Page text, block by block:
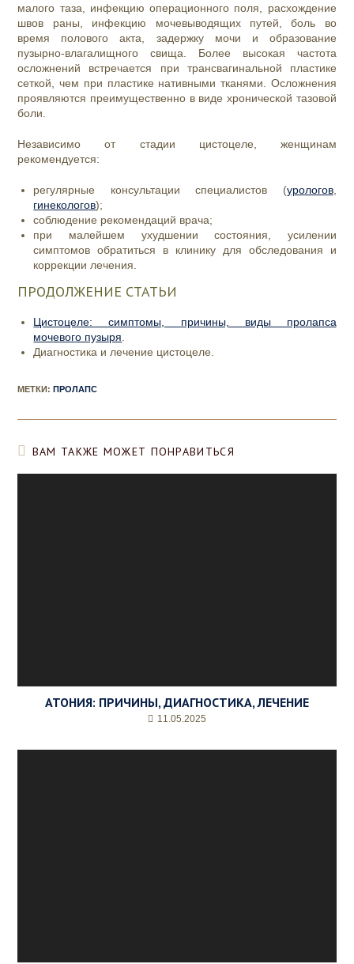
малого таза, инфекцию операционного поля, расхождение
швов раны, инфекцию мочевыводящих путей, боль во
время полового акта, задержку мочи и образование
пузырно-влагалищного свища. Более высокая частота
осложнений встречается при трансвагинальной пластике
сеткой, чем при пластике нативными тканями. Осложнения
проявляются преимущественно в виде хронической тазовой
боли.
Независимо от стадии цистоцеле, женщинам
рекомендуется:
регулярные консультации специалистов (урологов,
гинекологов);
соблюдение рекомендаций врача;
при малейшем ухудшении состояния, усилении
симптомов обратиться в клинику для обследования и
коррекции лечения.
ПРОДОЛЖЕНИЕ СТАТЬИ
Цистоцеле: симптомы, причины, виды пролапса
мочевого пузыря.
Диагностика и лечение цистоцеле.
МЕТКИ : ПРОЛАПС
ВАМ ТАКЖЕ МОЖЕТ ПОНРАВИТЬСЯ
АТОНИЯ: ПРИЧИНЫ, ДИАГНОСТИКА, ЛЕЧЕНИЕ
11.05.2025